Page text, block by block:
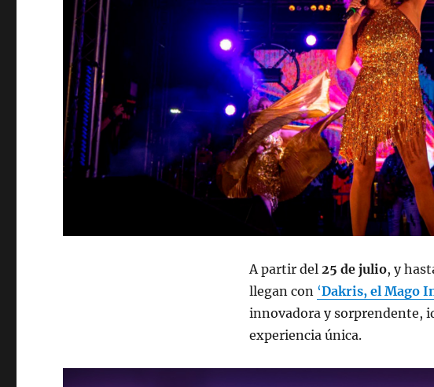
A partir del 25 de julio, y
llegan con ‘Dakris, el Mago
innovadora y sorprendente,
experiencia única.